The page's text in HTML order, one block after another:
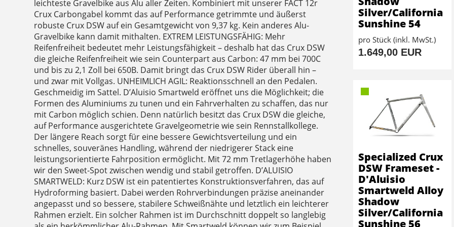
leichteste Gravelbike aus Alu aller Zeiten. Kombiniert mit unserer FACT 12r
Crux Carbongabel kommt das auf Performance getrimmte und äußerst
robuste Crux DSW auf ein Gesamtgewicht von 9,37 kg. Kein anderes Alu-
Gravelbike kann damit mithalten. EXTREM LEISTUNGSFÄHIG: Mehr
Reifenfreiheit bedeutet mehr Leistungsfähigkeit – deshalb hat das Crux DSW
die gleiche Reifenfreiheit wie sein Counterpart aus Carbon: 47 mm bei 700C
und bis zu 2,1 Zoll bei 650B. Damit bringt das Crux DSW Rider überall hin –
und zwar mit Vollgas. UNHEIMLICH AGIL: Reaktionsschnell an den Pedalen.
Geschmeidig im Sattel. D’Aluisio Smartweld eröffnet uns die Möglichkeit; die
Formen des Aluminiums zu tunen und ein Fahrverhalten zu schaffen, das nur
mit Carbon möglich schien. Denn natürlich besitzt das Crux DSW die gleiche,
auf Performance ausgerichtete Gravelgeometrie wie sein Rennstallkollege.
Der längere Reach sorgt für eine bessere Gewichtsverteilung und ein
schnelles, souveränes Handling, während der niedrigerer Stack eine
leistungsorientierte Fahrposition ermöglicht. Mit 72 mm Tretlagerhöhe haben
wir den Sweet-Spot zwischen wendig und stabil getroffen. D’ALUISIO
SMARTWELD: Kurz DSW ist ein patentiertes Konstruktionsverfahren, das auf
Hydroforming basiert. Dabei werden Rohrverbindungen präzise aneinander
angepasst und so bessere, stabilere Schweißnähte und letztlich ein leichterer
Rahmen erzielt. Ein solcher Rahmen ist im Durchschnitt doppelt so langlebig
Silver/California
Sunshine 54
pro Stück (inkl. MwSt.)
1.649,00 EUR
Specialized Crux
DSW Frameset -
D'Aluisio
Smartweld Alloy
Shadow
Silver/California
Sunshine 56